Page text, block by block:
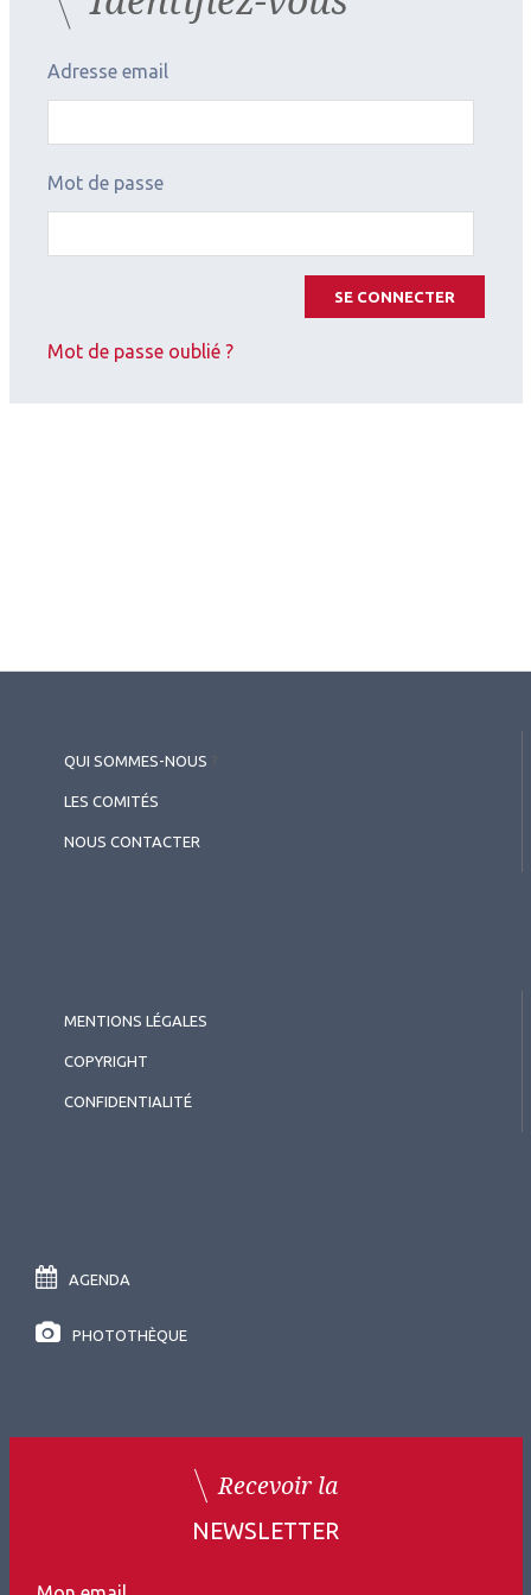
Adresse email
Mot de passe
SE CONNECTER
Mot de passe oublié ?
QUI SOMMES-NOUS
LES COMITÉS
NOUS CONTACTER
MENTIONS LÉGALES
COPYRIGHT
CONFIDENTIALITÉ
AGENDA
PHOTOTHÈQUE
Recevoir la
NEWSLETTER